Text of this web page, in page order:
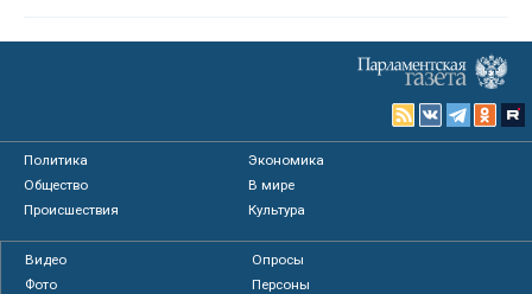
Политика
Экономика
Общество
В мире
Происшествия
Культура
Видео
Опросы
Фото
Персоны